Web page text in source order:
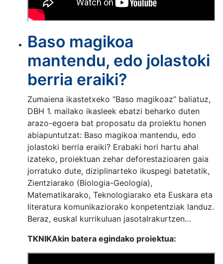
Baso magikoa
mantendu, edo jolastoki
berria eraiki?
Zumaiena ikastetxeko “Baso magikoaz” baliatuz,
DBH 1. mailako ikasleek ebatzi beharko duten
arazo-egoera bat proposatu da proiektu honen
abiapuntutzat: Baso magikoa mantendu, edo
jolastoki berria eraiki? Erabaki hori hartu ahal
izateko, proiektuan zehar deforestazioaren gaia
jorratuko dute, diziplinarteko ikuspegi batetatik,
Zientziarako (Biologia-Geologia),
Matematikarako, Teknologiarako eta Euskara eta
literatura komunikaziorako konpetentziak landuz.
Beraz, euskal kurrikuluan jasotaIrakurtzen…
TKNIKAkin batera egindako proiektua: